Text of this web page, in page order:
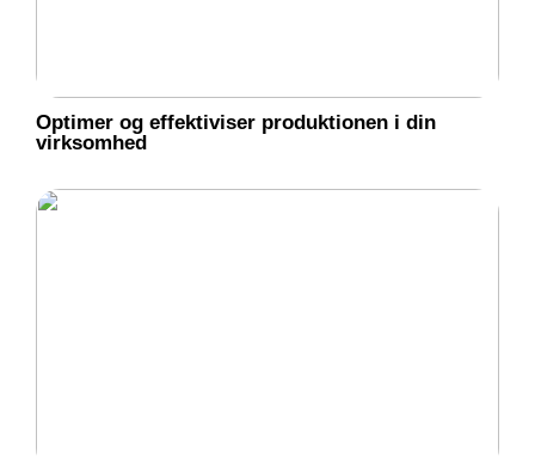
Optimer og effektiviser produktionen i din
virksomhed